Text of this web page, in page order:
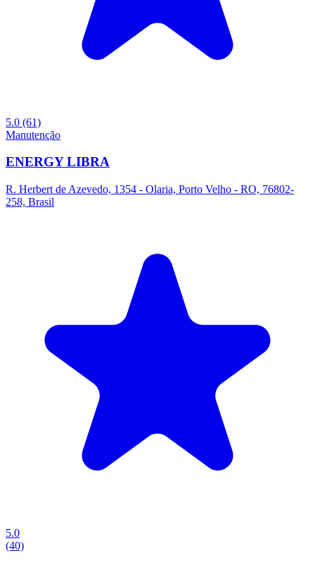
5.0 (61)
Manutenção
ENERGY LIBRA
R. Herbert de Azevedo, 1354 - Olaria, Porto Velho - RO, 76802-
258, Brasil
5.0
(40)